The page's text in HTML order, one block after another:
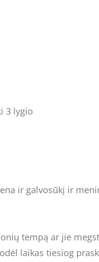
3 lygio
ir galvosūkį ir
tempą ar jie
laikas tiesiog